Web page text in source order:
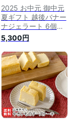
2025 お中元 御中元
夏ギフト 越後バナー
ナジェラート 6個入
り シモダファーム
【代金引換決済不
可】【国産/ハウス栽
培/完熟/新潟県内初
のバナナ栽培/新潟市
の人気ジェラート店
とのコラボ商品】
【お土産/手土産/ギ
フトに！贈り物】
【送料無料】
5,300円